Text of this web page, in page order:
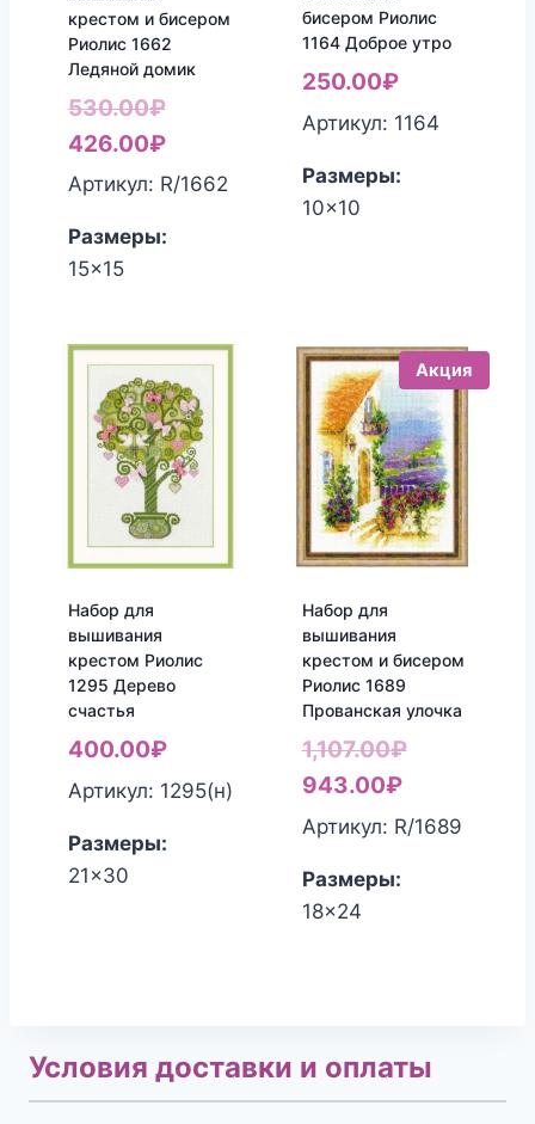
крестом и бисером
Риолис 1662
Ледяной домик
530.00₽Первоначальная
цена
составляла
426.00₽Текущая
цена:
Артикул: R/1662
Размеры:
15x15
бисером Риолис
1164 Доброе утро
250.00₽
Артикул: 1164
Размеры:
10x10
Набор для
вышивания
крестом Риолис
1295 Дерево
счастья
400.00₽
Артикул: 1295(н)
Размеры:
21x30
Акция
Набор для
вышивания
крестом и бисером
Риолис 1689
Прованская улочка
1,107.00₽
943.00₽Текущая
цена:
Артикул: R/1689
Размеры:
18x24
Условия доставки и оплаты